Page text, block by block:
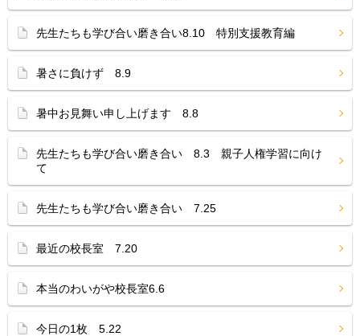
先生たちも学び合い磨き合い8.10 特別支援教育編
暑さに負けず 8.9
暑中お見舞い申し上げます 8.8
先生たちも学び合い磨き合い 8.3 親子人権学習に向け
て
先生たちも学び合い磨き合い 7.25
最近の校長室 7.20
本当のわいがや校長室6.6
今日の1枚 5.22